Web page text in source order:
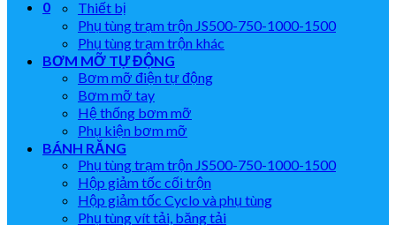
0
Thiết bị
Phụ tùng trạm trộn JS500-750-1000-1500
Phụ tùng trạm trộn khác
BƠM MỠ TỰ ĐỘNG
Bơm mỡ điện tự động
Bơm mỡ tay
Hệ thống bơm mỡ
Phụ kiện bơm mỡ
BÁNH RĂNG
Phụ tùng trạm trộn JS500-750-1000-1500
Hộp giảm tốc cối trộn
Hộp giảm tốc Cyclo và phụ tùng
Phụ tùng vít tải, băng tải